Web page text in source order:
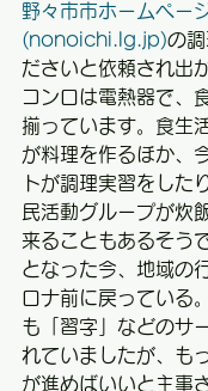
野々市市ホームペー
(nonoichi.lg.jp)の
ださいと依頼され出
コンロは電熱器で、
揃っています。食生
が料理を作るほか、
トが調理実習をした
民活動グループが炊
来ることもあるそう
となった今、地域の
ロナ前に戻っている
も「習字」などのサ
れていましたが、も
が進めばいいと主事